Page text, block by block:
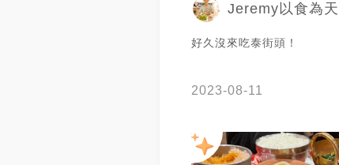
Jeremy以食為天
好久沒來吃泰街頭！
2023-08-11